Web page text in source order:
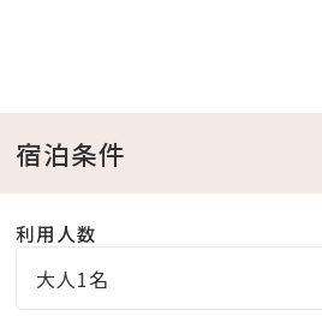
旬の食材や地元の食材を使用
ます。
※夕食は事前のご予約をおすすめ
※12/24～25、12/31～1/2はブッ
宿泊条件
利用人数
大人1名